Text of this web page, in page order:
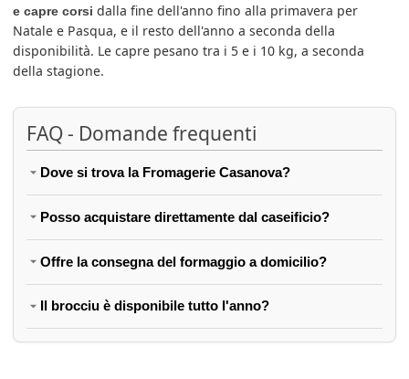
e capre corsi dalla fine dell'anno fino alla primavera per
Natale e Pasqua, e il resto dell'anno a seconda della
disponibilità. Le capre pesano tra i 5 e i 10 kg, a seconda
della stagione.
FAQ - Domande frequenti
Dove si trova la Fromagerie Casanova?
Posso acquistare direttamente dal caseificio?
Offre la consegna del formaggio a domicilio?
Il brocciu è disponibile tutto l'anno?